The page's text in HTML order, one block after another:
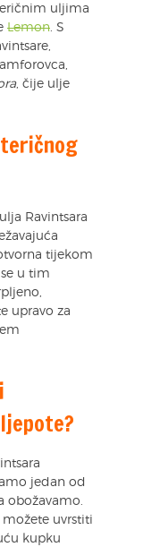
uljima
Lemon. S
, čije ulje
Ravintsara
tijekom
u tim
upravo za
jedan od
obožavamo.
uvrstiti
kupku